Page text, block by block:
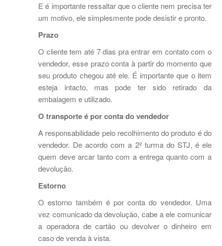
E é importante ressaltar que o cliente nem precisa ter
um motivo, ele simplesmente pode desistir e pronto.
Prazo
O cliente tem até 7 dias pra entrar em contato com o
vendedor, esse prazo conta à partir do momento que
seu produto chegou até ele. É importante que o item
esteja intacto, mas pode ter sido retirado da
embalagem e utilizado.
O transporte é por conta do vendedor
A responsabilidade pelo recolhimento do produto é do
vendedor. De acordo com a 2º turma do STJ, é ele
quem deve arcar tanto com a entrega quanto com a
devolução.
Estorno
O estorno também é por conta do vendedor. Uma
vez comunicado da devolução, cabe a ele comunicar
a operadora de cartão ou devolver o dinheiro em
caso de venda à vista.